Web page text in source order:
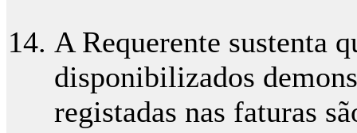
A Requerente sustenta
disponibilizados
registadas nas faturas